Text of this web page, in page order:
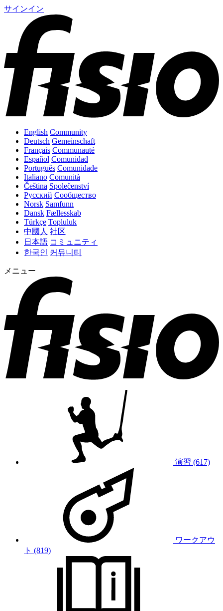
サインイン
English Community
Deutsch Gemeinschaft
Français Communauté
Español Comunidad
Português Comunidade
Italiano Comunità
Čeština Společenství
Русский Сообщество
Norsk Samfunn
Dansk Fællesskab
Türkçe Topluluk
中國人 社区
日本語 コミュニティ
한국인 커뮤니티
メニュー
演習 (617)
ワークアウ
ト (819)